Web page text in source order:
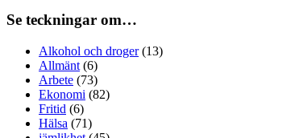
Se teckningar om…
Alkohol och droger(13)
Allmänt (6)
Arbete (73)
Ekonomi (82)
Fritid (6)
Hälsa (71)